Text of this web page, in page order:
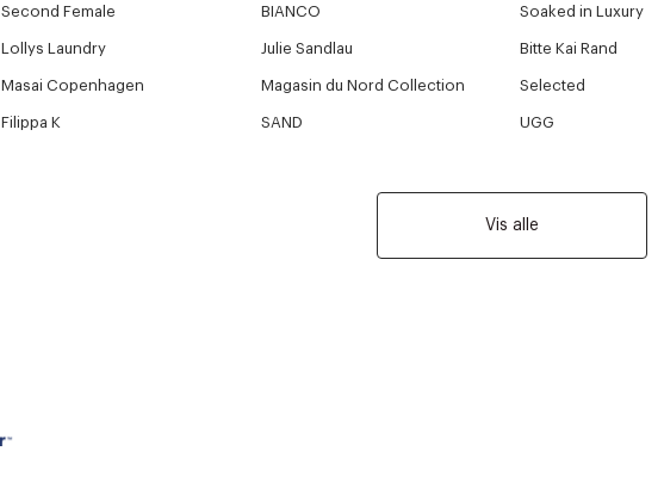
Second Female BIANCO Soaked in Luxury
Lollys Laundry Julie Sandlau Bitte Kai Rand
Masai Copenhagen Magasin du Nord Collection Selected
Filippa K SAND UGG
Vis alle